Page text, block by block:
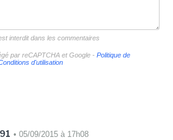
interdit dans les commentaires
par reCAPTCHA et Google - Politique de
d'utilisation
• 05/09/2015 à 17h08